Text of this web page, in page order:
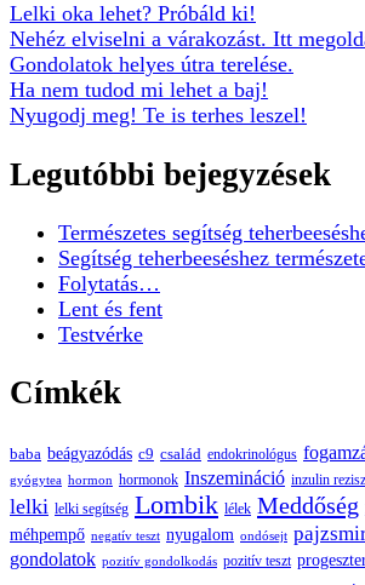
Lelki oka lehet? Próbáld ki!
Nehéz elviselni a várakozást. Itt
Gondolatok helyes útra terelése.
Ha nem tudod mi lehet a baj!
Nyugodj meg! Te is terhes leszel!
Legutóbbi bejegyzések
Természetes segítség
Segítség teherbeeséshez
Folytatás…
Lent és fent
Testvérke
Címkék
baba beágyazódás c9 család endokrinológus
gyógytea hormon hormonok Inszemináció inzulin
lelki lelki segítség Lombik lélek Meddőség
méhpempő negatív teszt nyugalom ondósejt
gondolatok pozitív gondolkodás pozitív teszt